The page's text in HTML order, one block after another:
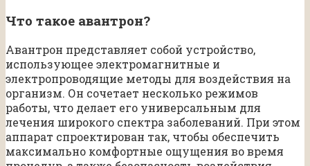
Что такое авантрон?
Авантрон представляет собой устройство,
использующее электромагнитные и
электропроводящие методы для воздействия на
организм. Он сочетает несколько режимов
работы, что делает его универсальным для
лечения широкого спектра заболеваний. При этом
аппарат спроектирован так, чтобы обеспечить
максимально комфортные ощущения во время